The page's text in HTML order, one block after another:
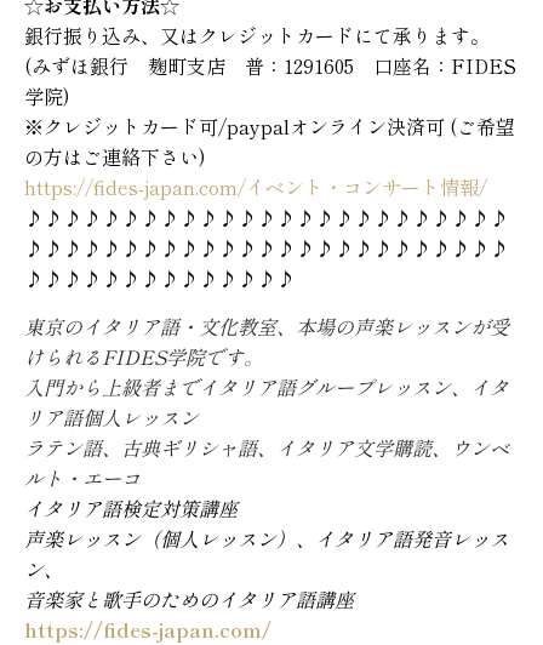
銀行振り込み、又はクレジットカードにて承ります。
(みずほ銀行 麹町支店 普：1291605 口座名：FIDES
学院)
※クレジットカード可/paypalオンライン決済可 (ご希望
の方はご連絡下さい)
https://fides-japan.com/イベント・コンサート情報/
♪♪♪♪♪♪♪♪♪♪♪♪♪♪♪♪♪♪♪♪♪♪♪♪♪
♪♪♪♪♪♪♪♪♪♪♪♪♪♪♪♪♪♪♪♪♪♪♪♪♪
♪♪♪♪♪♪♪♪♪♪♪♪♪♪
東京のイタリア語・文化教室、本場の声楽レッスンが受
けられるFIDES学院です。
入門から上級者までイタリア語グループレッスン、イタ
リア語個人レッスン
ラテン語、古典ギリシャ語、イタリア文学購読、ウンベ
ルト・エーコ
イタリア語検定対策講座
声楽レッスン（個人レッスン）、イタリア語発音レッス
ン、
音楽家と歌手のためのイタリア語講座
https://fides-japan.com/